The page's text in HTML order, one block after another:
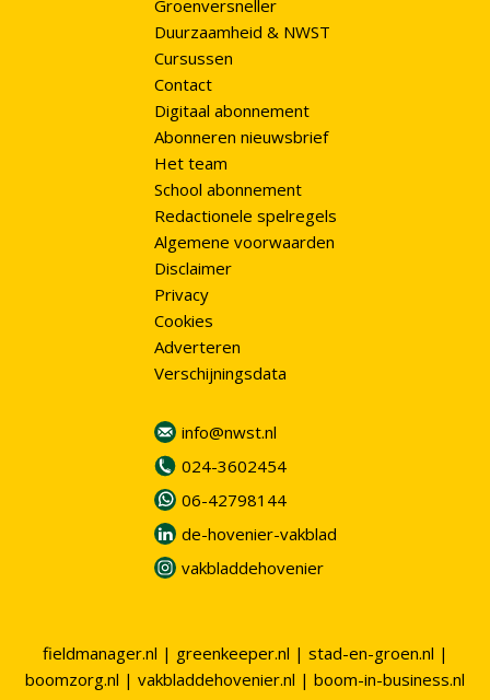
Groenversneller
Duurzaamheid & NWST
Cursussen
Contact
Digitaal abonnement
Abonneren nieuwsbrief
Het team
School abonnement
Redactionele spelregels
Algemene voorwaarden
Disclaimer
Privacy
Cookies
Adverteren
Verschijningsdata
info@nwst.nl
024-3602454
06-42798144
de-hovenier-vakblad
vakbladdehovenier
fieldmanager.nl | greenkeeper.nl | stad-en-groen.nl |
boomzorg.nl | vakbladdehovenier.nl | boom-in-business.nl